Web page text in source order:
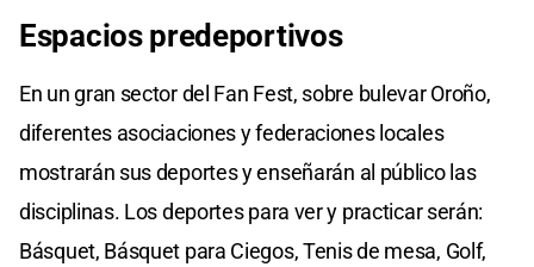
Espacios predeportivos
En un gran sector del Fan Fest, sobre bulevar Oroño,
diferentes asociaciones y federaciones locales
mostrarán sus deportes y enseñarán al público las
disciplinas. Los deportes para ver y practicar serán:
Básquet, Básquet para Ciegos, Tenis de mesa, Golf,